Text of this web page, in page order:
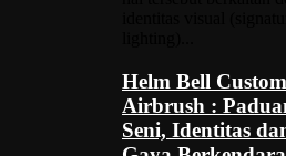
Helm Bell Custom
Airbrush :
Seni, Identitas